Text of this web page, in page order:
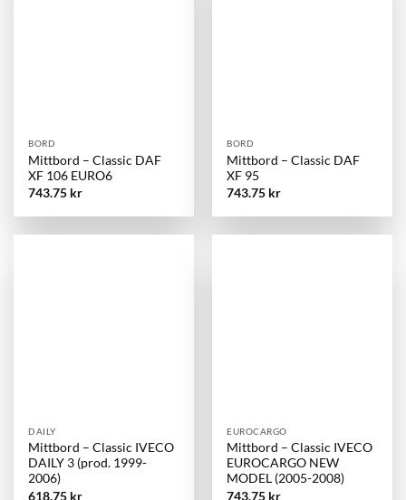
BORD
Mittbord – Classic DAF
XF 106 EURO6
743.75 kr
BORD
Mittbord – Classic DAF
XF 95
743.75 kr
DAILY
Mittbord – Classic IVECO
DAILY 3 (prod. 1999-
2006)
618.75 kr
EUROCARGO
Mittbord – Classic IVECO
EUROCARGO NEW
MODEL (2005-2008)
743.75 kr